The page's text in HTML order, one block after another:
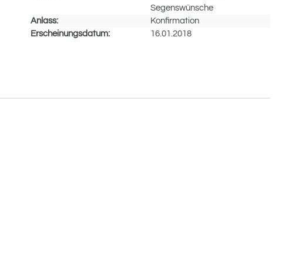
Segenswünsche
Anlass:
Konfirmation
Erscheinungsdatum:
16.01.2018